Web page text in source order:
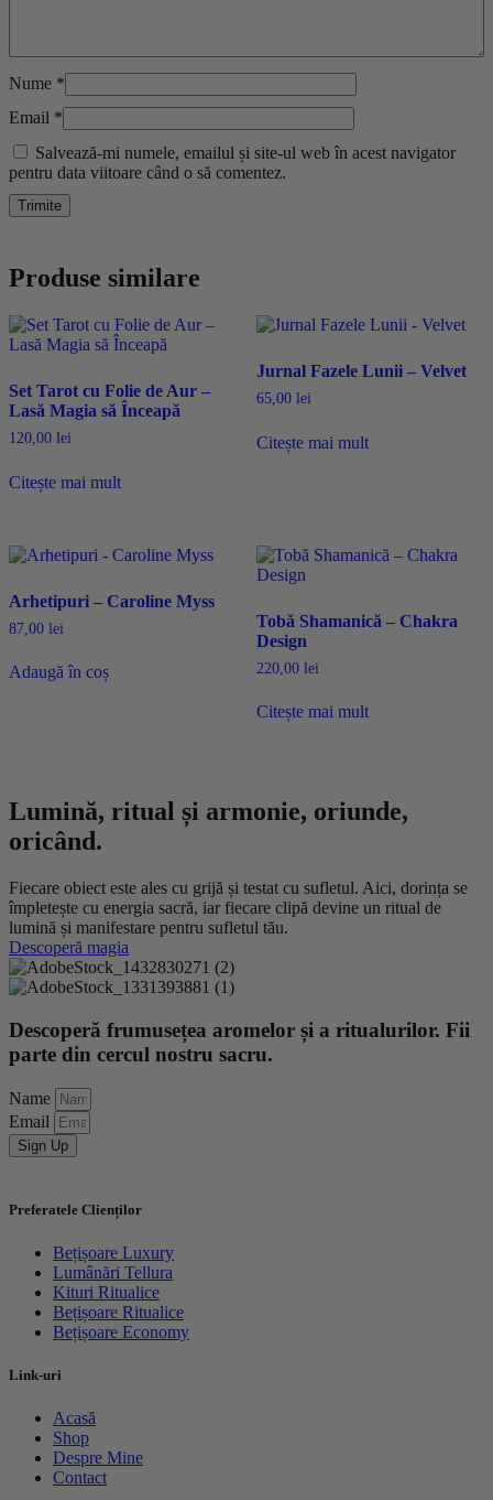
Nume *
Email *
Salvează-mi numele, emailul și site-ul web în acest navigator
pentru data viitoare când o să comentez.
Produse similare
Set Tarot cu Folie de Aur –
Lasă Magia să Înceapă
120,00 lei
Citește mai mult
Jurnal Fazele Lunii – Velvet
65,00 lei
Citește mai mult
Arhetipuri – Caroline Myss
87,00 lei
Adaugă în coș
Tobă Shamanică – Chakra
Design
220,00 lei
Citește mai mult
Lumină, ritual și armonie, oriunde,
oricând.
Fiecare obiect este ales cu grijă și testat cu sufletul. Aici, dorința se
împletește cu energia sacră, iar fiecare clipă devine un ritual de
lumină și manifestare pentru sufletul tău.
Descoperă magia
Descoperă frumusețea aromelor și a ritualurilor. Fii
parte din cercul nostru sacru.
Name
Email
Sign Up
Preferatele Clienților
Bețișoare Luxury
Lumânări Tellura
Kituri Ritualice
Bețișoare Ritualice
Bețișoare Economy
Link-uri
Acasă
Shop
Despre Mine
Contact